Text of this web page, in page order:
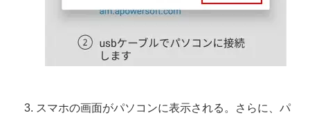
スマホの画面がパソコンに表示される。さらに、パ